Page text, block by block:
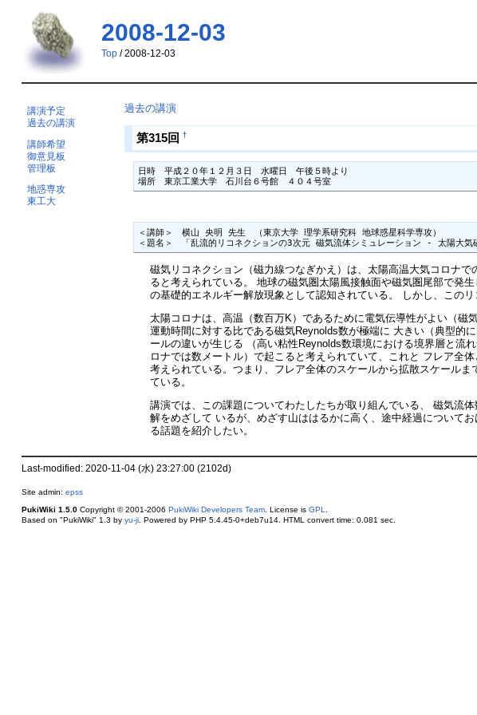
2008-12-03
Top/ 2008-12-03
講演予定
過去の講演
講師希望
御意見板
管理板
地惑専攻
東工大
過去の講演
第315回 †
日時　平成２０年１２月３日　水曜日　午後５時より
場所　東京工業大学　石川台６号館　４０４号室
＜講師＞　横山 央明 先生　（東京大学 理学系研究科 地球惑星科学専攻）
＜題名＞　「乱流的リコネクションの3次元 磁気流体シミュレーション - 太陽大気
磁気リコネクション（磁力線つなぎかえ）は、太陽高温大気コロナ
ると考えられている。 地球の磁気圏太陽風接触面や磁気圏尾部で発
の基礎的エネルギー解放現象として認知されている。 しかし、この
太陽コロナは、高温（数百万K）であるために電気伝導性がよい（
運動時間に対する比である磁気Reynolds数が極端に 大きい（典型的
ールの違いが生じる （高い粘性Reynolds数環境における境界層と流
ロナでは数メートル）で起こると考えられていて、これと フレア全
考えられている。つまり、フレア全体のスケールから拡散スケール
ている。
講演では、この課題についてわたしたちが取り組んでいる、 磁気流
解をめざして いるが、めざす山ははるかに高く、途中経過について
る話題を紹介したい。
Last-modified: 2020-11-04 (水) 23:27:00 (2102d)
Site admin: epss
PukiWiki 1.5.0Copyright © 2001-2006 PukiWiki Developers Team. License is GPL
Based on "PukiWiki" 1.3 by yu-ji. Powered by PHP 5.4.45-0+deb7u14. HTML convert time: 0.081 sec.